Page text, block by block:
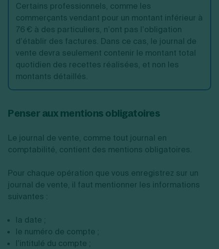
Certains professionnels, comme les
commerçants vendant pour un montant inférieur à
76 € à des particuliers, n’ont pas l’obligation
d’établir des factures. Dans ce cas, le journal de
vente devra seulement contenir le montant total
quotidien des recettes réalisées, et non les
montants détaillés.
Penser aux mentions obligatoires
Le journal de vente, comme tout journal en
comptabilité, contient des mentions obligatoires.
Pour chaque opération que vous enregistrez sur un
journal de vente, il faut mentionner les informations
suivantes :
la date ;
le numéro de compte ;
l’intitulé du compte ;